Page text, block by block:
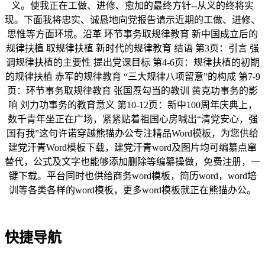
义。使我正在工做、进修、愈加的最终方针--从义的终将实
现。下面我将忠实、诚恳地向党报告请示近期的工做、进修、
思惟等方面环境。沿革 环节事务取规律教育 新中国成立后的
规律扶植 取规律扶植 新时代的规律教育 结语 第3页：引言 强
调规律扶植的主要性 提出党课目标 第4-6页：规律扶植的初期
的规律扶植 赤军的规律教育 “三大规律八项留意”的构成 第7-9
页：环节事务取规律教育 张国焘勾当的教训 黄克功事务的影
响 刘力功事务的教育意义 第10-12页：新中100周年庆典上，
数千青年坐正在广场，紧紧贴着祖国心房喊出“清党安心，强
国有我”这句许诺穿越熊猫办公专注精品Word模板，为您供给
建党汗青Word模板下载，建党汗青word及图片均可编纂点窜
替代，公式及文字也能够添加删除等编纂操做，免费注册，一
键下载。平台同时也供给商务word模板，简历word，word培
训等各类各样的word模板，更多word模板就正在熊猫办公。
快捷导航